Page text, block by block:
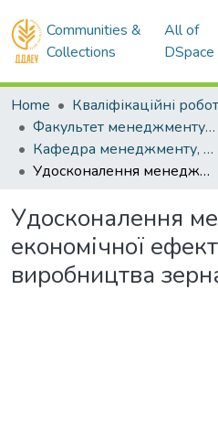
Communities &
Collections
All of
DSpace
Home
Факультет менеджменту і маркетингу
Кафедра менеджменту, публічного управління та адміністрування. Бакалаври
Удосконалення менеджменту економічної ефективності виробництва зерна
Удосконалення
економічної
виробництва